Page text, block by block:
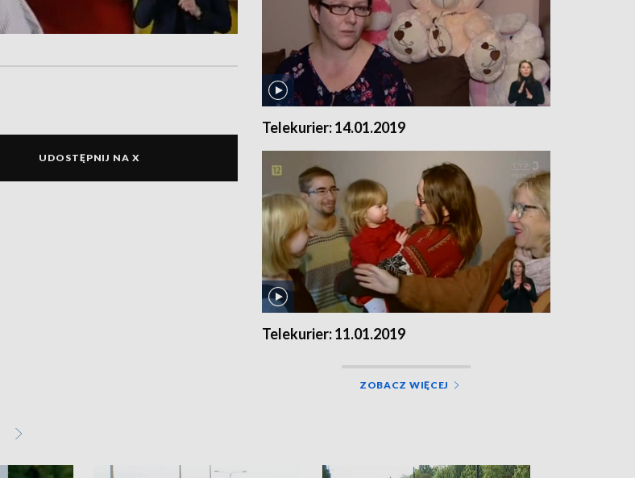
UDOSTĘPNIJ NA X
Telekurier: 14.01.2019
Telekurier: 11.01.2019
ZOBACZ WIĘCEJ